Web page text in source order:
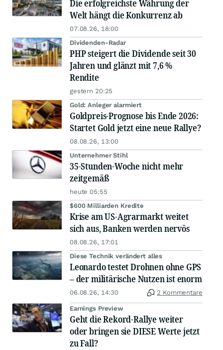
Die erfolgreichste Währung der
Welt hängt die Konkurrenz ab
07.08.26, 18:00
Dividenden-Radar
PHP steigert die Dividende seit 30
Jahren und glänzt mit 7,6 %
Rendite
gestern 20:25
Gold: Anleger alarmiert
Goldpreis-Prognose bis Ende 2026:
Startet Gold jetzt eine neue Rallye?
08.08.26, 13:00
Unternehmer Stihl
35-Stunden-Woche nicht mehr
zeitgemäß
heute 05:55
$600 Milliarden Kredite
Krise am US-Agrarmarkt weitet
sich aus, Banken werden nervös
08.08.26, 17:01
Diese Technik verändert alles
Leonardo testet Drohnen ohne GPS
– der militärische Nutzen ist enorm
06.08.26, 14:30 2 Kommentare
Earnings Preview
Geht die Rekord-Rallye weiter
oder bringen sie DIESE Werte jetzt
zu Fall?